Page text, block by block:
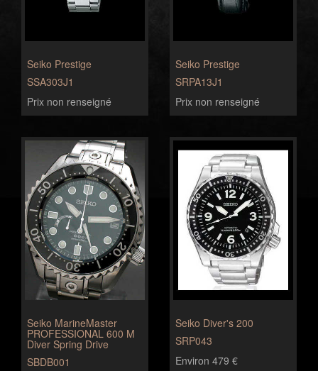
Seiko Prestige
SSA303J1
Prix non renseigné
Seiko Prestige
SRPA13J1
Prix non renseigné
Seiko MarineMaster
PROFESSIONAL 600 M
Diver Spring Drive
SBDB001
Seiko Diver's 200
SRP043
Environ 479 €